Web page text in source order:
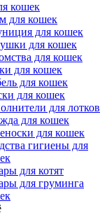
кошек
для кошек
для кошек
для кошек
для кошек
для кошек
для кошек
для кошек
для лотков
для кошек
для кошек
гигиены для
для котят
для груминга